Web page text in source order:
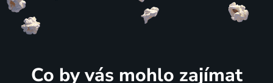
Co by vás mohlo zajímat